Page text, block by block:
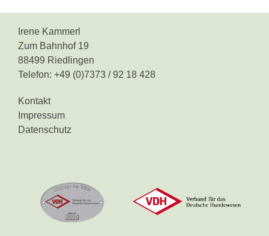
Irene Kammerl
Zum Bahnhof 19
88499 Riedlingen
Telefon: +49 (0)7373 / 92 18 428
Kontakt
Impressum
Datenschutz